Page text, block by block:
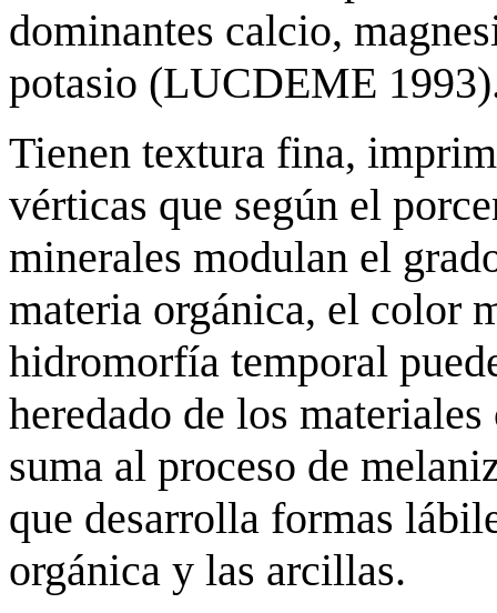
dominantes calcio,
potasio (LUCDEME
Tienen textura fina,
vérticas que según el
minerales modulan el
materia orgánica, el color
hidromorfía temporal
heredado de los
suma al proceso de
que desarrolla formas
orgánica y las arcillas.